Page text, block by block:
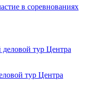
в соревнованиях
тур Центра